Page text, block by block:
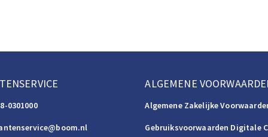
0301000
ALGEMENE
Algemene Zakelijke
Gebruiksvoorwaarden Digitale